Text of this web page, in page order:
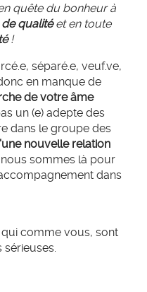
quête du bonheur à
qualitéeten toute
!
séparé.e, veuf.ve,
en manque de
de votre âme
un (e) adepte des
dans le groupe des
nouvelle relation
sommes là pour
dans
comme vous, sont